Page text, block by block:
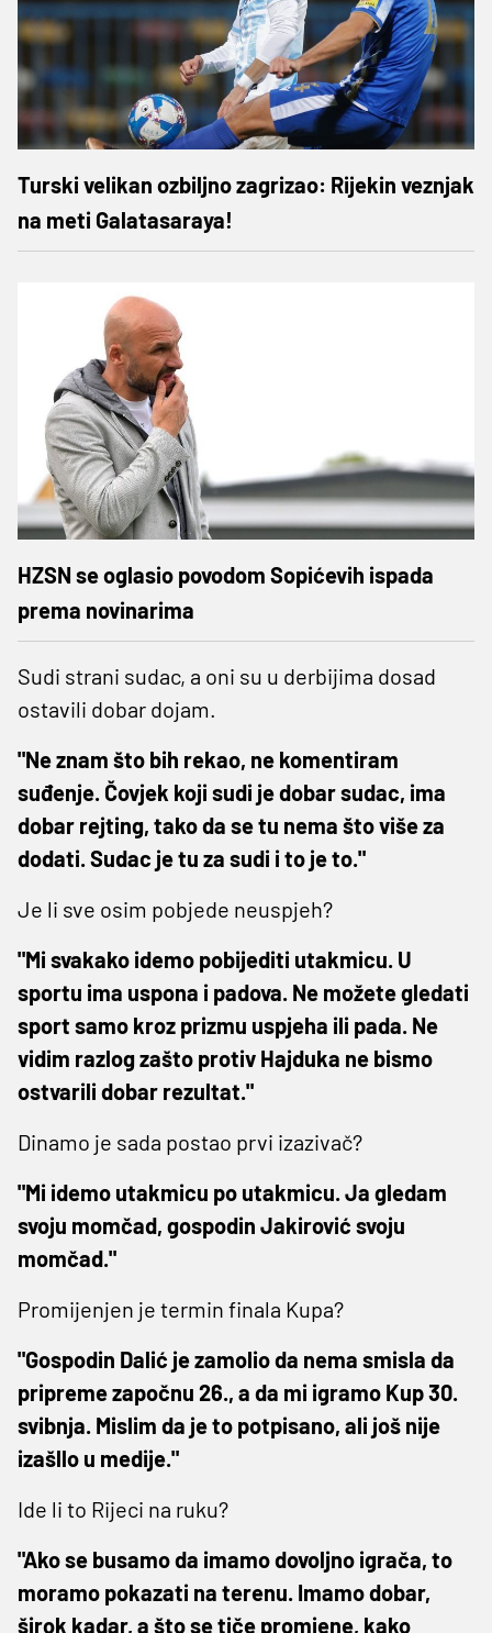
Turski velikan ozbiljno zagrizao: Rijekin veznjak
na meti Galatasaraya!
HZSN se oglasio povodom Sopićevih ispada
prema novinarima
Sudi strani sudac, a oni su u derbijima dosad
ostavili dobar dojam.
"Ne znam što bih rekao, ne komentiram
suđenje. Čovjek koji sudi je dobar sudac, ima
dobar rejting, tako da se tu nema što više za
dodati. Sudac je tu za sudi i to je to."
Je li sve osim pobjede neuspjeh?
"Mi svakako idemo pobijediti utakmicu. U
sportu ima uspona i padova. Ne možete gledati
sport samo kroz prizmu uspjeha ili pada. Ne
vidim razlog zašto protiv Hajduka ne bismo
ostvarili dobar rezultat."
Dinamo je sada postao prvi izazivač?
"Mi idemo utakmicu po utakmicu. Ja gledam
svoju momčad, gospodin Jakirović svoju
momčad."
Promijenjen je termin finala Kupa?
"Gospodin Dalić je zamolio da nema smisla da
pripreme započnu 26., a da mi igramo Kup 30.
svibnja. Mislim da je to potpisano, ali još nije
izašllo u medije."
Ide li to Rijeci na ruku?
"Ako se busamo da imamo dovoljno igrača, to
moramo pokazati na terenu. Imamo dobar,
širok kadar, a što se tiče promjene, kako